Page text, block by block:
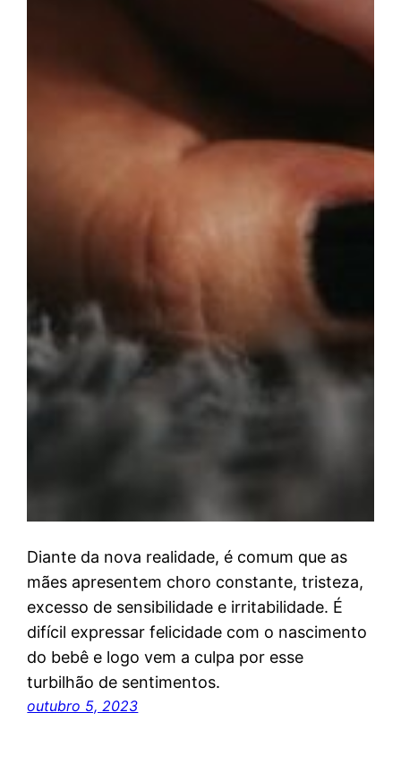
Diante da nova realidade, é comum que as
mães apresentem choro constante, tristeza,
excesso de sensibilidade e irritabilidade. É
difícil expressar felicidade com o nascimento
do bebê e logo vem a culpa por esse
turbilhão de sentimentos.
outubro 5, 2023